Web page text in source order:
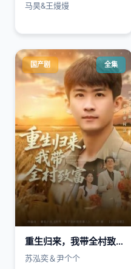
马昊&王熳熳
国产剧 全集
重生归来，我带全村致富
苏泓奕＆尹个个